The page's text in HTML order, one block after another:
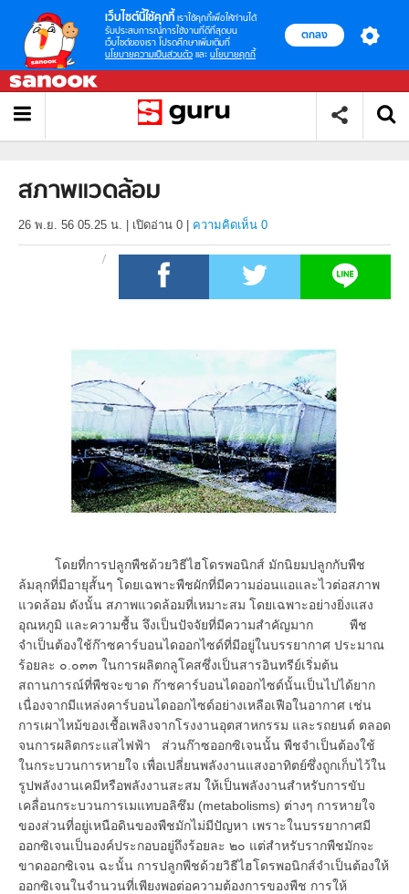
เว็บไซต์นี้ใช้คุกกี้ เราใช้คุกกี้เพื่อให้ท่านได้
รับประสบการณ์การใช้งานที่ดีที่สุดบน
เว็บไซต์ของเรา โปรดศึกษาเพิ่มเติมที่
นโยบายความเป็นส่วนตัว และ นโยบายคุกกี้
ตกลง
สภาพแวดล้อม
26 พ.ย. 56 05.25 น. เปิดอ่าน 0 ความคิดเห็น 0
โดยที่การปลูกพืชด้วยวิธีไฮโดรพอนิกส์ มักนิยมปลูกกับพืช
ล้มลุกที่มีอายุสั้นๆ โดยเฉพาะพืชผักที่มีความอ่อนแอและไวต่อสภาพ
แวดล้อม ดังนั้น สภาพแวดล้อมที่เหมาะสม โดยเฉพาะอย่างยิ่งแสง
อุณหภูมิ และความชื้น จึงเป็นปัจจัยที่มีความสำคัญมาก พืช
จำเป็นต้องใช้ก๊าซคาร์บอนไดออกไซด์ที่มีอยู่ในบรรยากาศ ประมาณ
ร้อยละ ๐.๐๓๓ ในการผลิตกลูโคสซึ่งเป็นสารอินทรีย์เริ่มต้น
สถานการณ์ที่พืชจะขาด ก๊าซคาร์บอนไดออกไซด์นั้นเป็นไปได้ยาก
เนื่องจากมีแหล่งคาร์บอนไดออกไซด์อย่างเหลือเฟือในอากาศ เช่น
การเผาไหม้ของเชื้อเพลิงจากโรงงานอุตสาหกรรม และรถยนต์ ตลอด
จนการผลิตกระแสไฟฟ้า ส่วนก๊าซออกซิเจนนั้น พืชจำเป็นต้องใช้
ในกระบวนการหายใจ เพื่อเปลี่ยนพลังงานแสงอาทิตย์ซึ่งถูกเก็บไว้ใน
รูปพลังงานเคมีหรือพลังงานสะสม ให้เป็นพลังงานสำหรับการขับ
เคลื่อนกระบวนการเมแทบอลิซึม (metabolisms) ต่างๆ การหายใจ
ของส่วนที่อยู่เหนือดินของพืชมักไม่มีปัญหา เพราะในบรรยากาศมี
ออกซิเจนเป็นองค์ประกอบอยู่ถึงร้อยละ ๒๐ แต่สำหรับรากพืชมักจะ
ขาดออกซิเจน ฉะนั้น การปลูกพืชด้วยวิธีไฮโดรพอนิกส์จำเป็นต้องให้
ออกซิเจนในจำนวนที่เพียงพอต่อความต้องการของพืช การให้